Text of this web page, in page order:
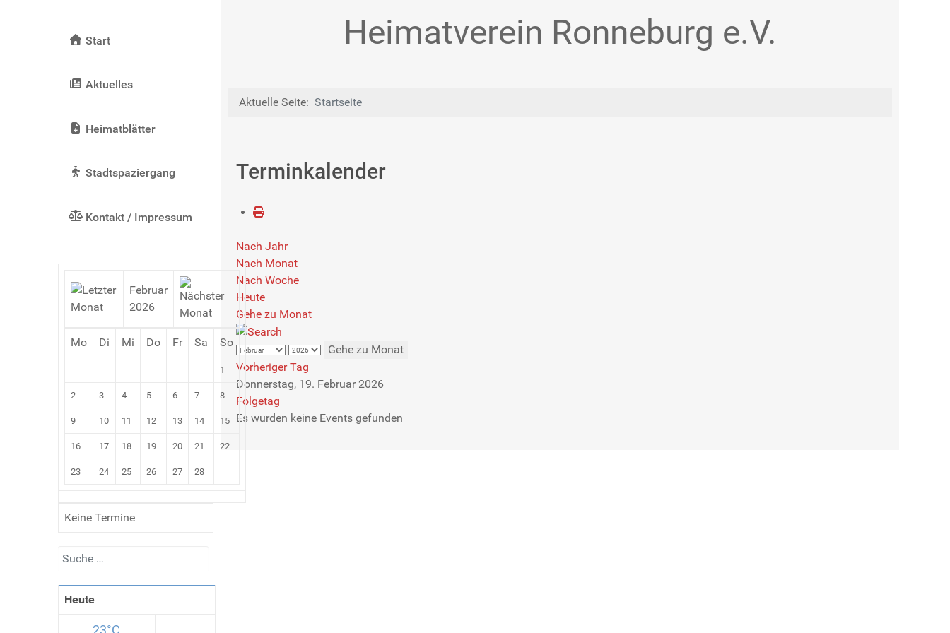
Start
Aktuelles
Heimatblätter
Stadtspaziergang
Kontakt / Impressum
Februar
2026
Mo Di Mi Do Fr Sa So
1
2 3 4 5 6 7 8
9 10 11 12 13 14 15
16 17 18 19 20 21 22
23 24 25 26 27 28
Keine Termine
Suchen
Heute
23°C
Heimatverein Ronneburg e.V.
Aktuelle Seite: Startseite
Terminkalender
Nach Jahr
Nach Monat
Nach Woche
Heute
Gehe zu Monat
Gehe zu Monat
Vorheriger Tag
Donnerstag, 19. Februar 2026
Folgetag
Es wurden keine Events gefunden